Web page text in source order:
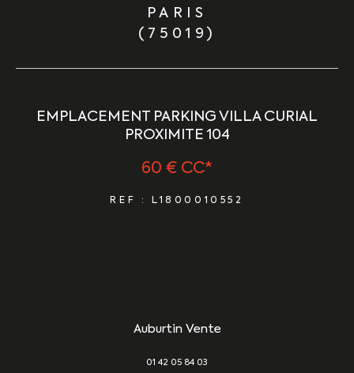
PARIS
(75019)
EMPLACEMENT PARKING VILLA CURIAL
PROXIMITE 104
60 € CC*
REF : L1800010552
Auburtin Vente
01 42 05 84 03